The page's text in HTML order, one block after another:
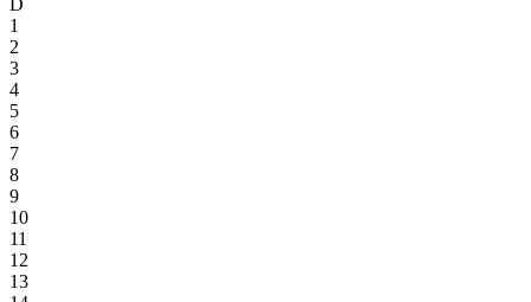
D
1
2
3
4
5
6
7
8
9
10
11
12
13